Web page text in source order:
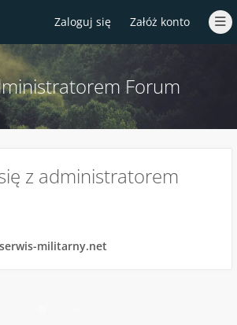
Zaloguj się Załóż konto
Forum
z administratorem
militarny.net